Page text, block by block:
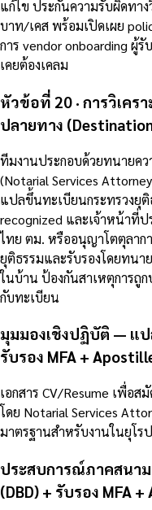
แก้ไข ประกันความรับผิดทา
บาท/เคส พร้อมเปิดเผย
การ vendor onboarding ผู้
เคยต้องเคลม
หัวข้อที่ 20 · การวิเคร
ปลายทาง
ทีมงานประกอบด้วยทนายคว
(Notarial Services
แปลขึ้นทะเบียนกระทรวงยุ
recognized และเจ้าหน้าที่ป
ไทย ตม. หรืออนุญาโตตุลาก
ยุติธรรมและรับรองโดยทน
ในบ้าน ป้องกันสาเหตุการถู
กับทะเบียน
มุมมองเชิงปฏิบัติ — แ
รับรอง MFA +
เอกสาร CV/Resume เพื่อส
โดย Notarial Services
มาตรฐานสำหรับงานในยุโร
ประสบการณ์ภาคสนา
(DBD) + รับรอง MFA